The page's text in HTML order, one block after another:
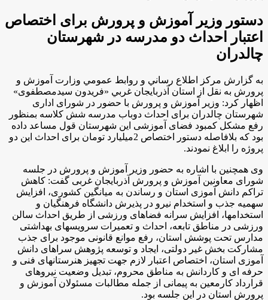
دستور وزیر آموزش و پرورش برای اختصاص
اعتبار احداث دو مدرسه در شهرستان
چالدران
به گزارش مركز اطلاع رساني و روابط عمومي وزارت آموزش و
پرورش به نقل از استان آذربايجان غربي «فریدون سیدمصطفوی»
اظهار کرد: وزیر آموزش و پرورش با حضور در شورای اداری
شهرستان چالدران برای احداث دوباب مدرسه شش کلاسه بمنظور
رفع مشکل کمبود فضای آموزشی این شهرستان قول مساعد داده
بود که بلافاصله دستور اختصاص 2میلیارد تومان برای احداث این دو
پروژه را ابلاغ نمودند.
وی همچنین با اشاره به حضور وزیر آموزش و پرورش در جلسه
شورای معاونین آموزش و پرورش آذربایجان غربی گفت: کاهش
تراکم دانش آموزی استان و رساندن به میانگین کشوری، افزایش
سهمیه جذب و استخدام نیرو در پذیرش دانشگاه فرهنگیان و
استخدامها، افزایش سرانه فضاهای ورزشی از طریق احداث سالن
ورزشی در مناطق تابعه، احداث و تعمیرات سرویسهای بهداشتی
مدارس تحت پوشش استان، رفع موانع قانونی موجود برای جذب
مشارکت بخش غیر دولتی، ایجاد و توسعه پژوهش سراهای دانش
آموزی استان، اختصاص اعتبار لازم جهت تجهیز هنرستانهای فنی و
حرفه ای و کاردانش به مناطق محروم، تبدیل وضعیت نیروهای
قرارداد کارمعین به پیمانی از جمله مطالبات مسئولان آموزش و
پرورش استان در این جلسه بود.